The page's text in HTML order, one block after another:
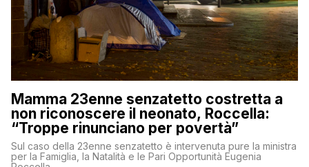
Mamma 23enne senzatetto costretta a
non riconoscere il neonato, Roccella:
“Troppe rinunciano per povertà”
Sul caso della 23enne senzatetto è intervenuta pure la ministra
per la Famiglia, la Natalità e le Pari Opportunità Eugenia